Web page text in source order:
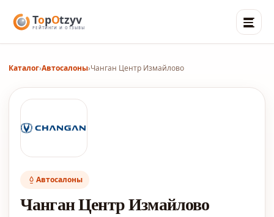
Каталог›Автосалоны›Чанган Центр Измайлово
Автосалоны
Чанган Центр Измайлово